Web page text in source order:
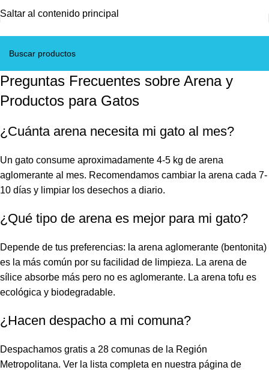
Saltar al contenido principal
Preguntas Frecuentes sobre Arena y
Productos para Gatos
¿Cuánta arena necesita mi gato al mes?
Un gato consume aproximadamente 4-5 kg de arena
aglomerante al mes. Recomendamos cambiar la arena cada 7-
10 días y limpiar los desechos a diario.
¿Qué tipo de arena es mejor para mi gato?
Depende de tus preferencias: la arena aglomerante (bentonita)
es la más común por su facilidad de limpieza. La arena de
sílice absorbe más pero no es aglomerante. La arena tofu es
ecológica y biodegradable.
¿Hacen despacho a mi comuna?
Despachamos gratis a 28 comunas de la Región
Metropolitana. Ver la lista completa en nuestra página de